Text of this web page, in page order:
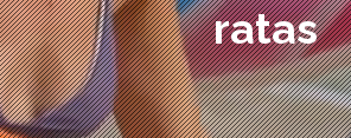
ratas